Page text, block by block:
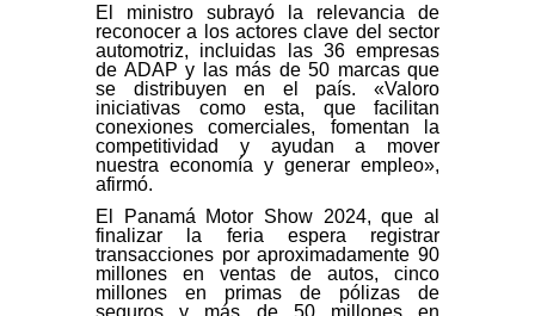
El ministro subrayó la relevancia de
reconocer a los actores clave del sector
automotriz, incluidas las 36 empresas
de ADAP y las más de 50 marcas que
se distribuyen en el país. «Valoro
iniciativas como esta, que facilitan
conexiones comerciales, fomentan la
competitividad y ayudan a mover
nuestra economía y generar empleo»,
afirmó.
El Panamá Motor Show 2024, que al
finalizar la feria espera registrar
transacciones por aproximadamente 90
millones en ventas de autos, cinco
millones en primas de pólizas de
seguros y más de 50 millones en